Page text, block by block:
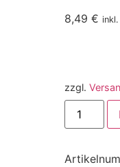
8,49 €
zzgl.